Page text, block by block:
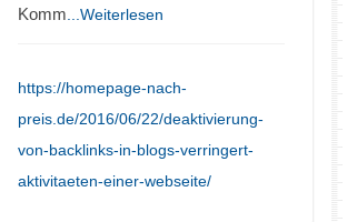
Komm ...Weiterlesen
https://homepage-nach-
preis.de/2016/06/22/deaktivierung-
von-backlinks-in-blogs-verringert-
aktivitaeten-einer-webseite/